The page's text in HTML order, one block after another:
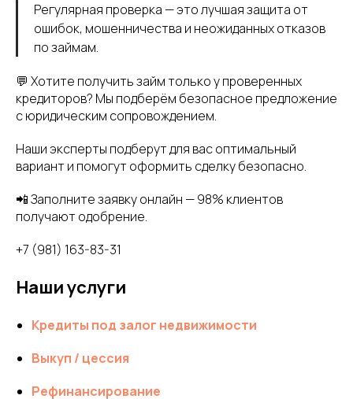
Регулярная проверка — это лучшая защита от
ошибок, мошенничества и неожиданных отказов
по займам.
💬 Хотите получить займ только у проверенных
кредиторов? Мы подберём безопасное предложение
с юридическим сопровождением.
Наши эксперты подберут для вас оптимальный
вариант и помогут оформить сделку безопасно.
📲 Заполните заявку онлайн — 98% клиентов
получают одобрение.
+7 (981) 163-83-31
Наши услуги
Кредиты под залог недвижимости
Выкуп / цессия
Рефинансирование